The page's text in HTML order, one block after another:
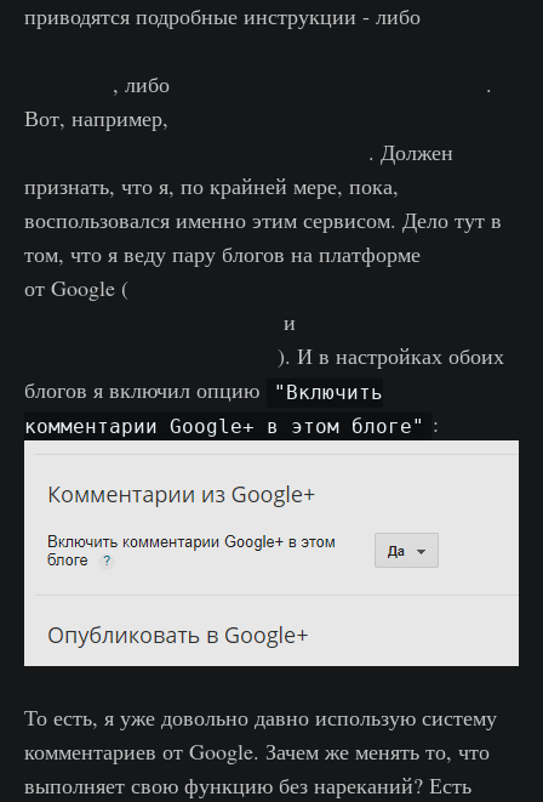
приводятся подробные инструкции - либо
, либо
.
Вот, например,
. Должен
признать, что я, по крайней мере, пока,
воспользовался именно этим сервисом. Дело тут в
том, что я веду пару блогов на платформе
от Google (
и
). И в настройках обоих
блогов я включил опцию
"Включить
комментарии Google+ в этом блоге" :
То есть, я уже довольно давно использую систему
комментариев от Google. Зачем же менять то, что
выполняет свою функцию без нареканий? Есть